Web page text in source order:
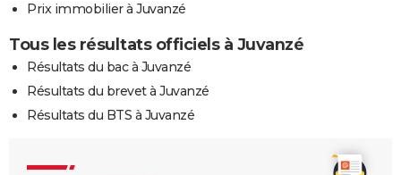
Prix immobilier à Juvanzé
Tous les résultats officiels à Juvanzé
Résultats du bac à Juvanzé
Résultats du brevet à Juvanzé
Résultats du BTS à Juvanzé